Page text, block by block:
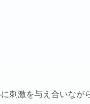
刺激を与え合いなが